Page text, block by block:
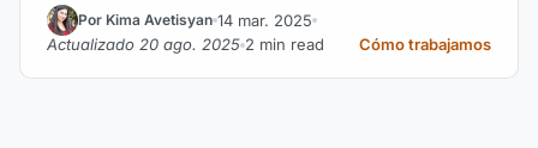
Por Kima Avetisyan 14 mar. 2025
Actualizado 20 ago. 2025 2 min read Cómo trabajamos